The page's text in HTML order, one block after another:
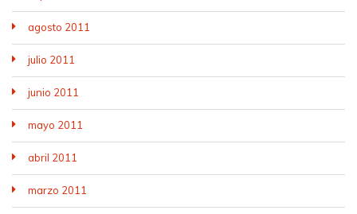
agosto 2011
julio 2011
junio 2011
mayo 2011
abril 2011
marzo 2011